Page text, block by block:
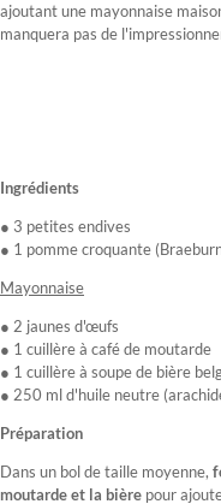
ajoutant une mayonnaise
manquera pas de
Ingrédients
● 3 petites endives
● 1 pomme croquante
Mayonnaise
● 2 jaunes d'œufs
● 1 cuillère à café de moutarde
● 1 cuillère à soupe de bière
● 250 ml d'huile neutre
Préparation
Dans un bol de taille moyenne,
moutarde et la bière pour